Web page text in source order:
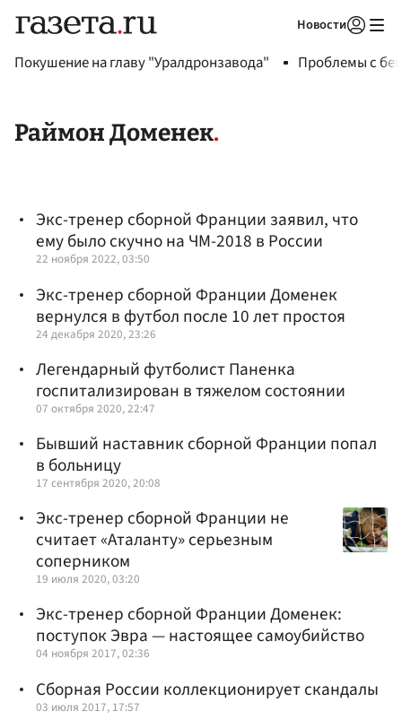
Новости
Покушение на главу "Уралдронзавода" Проблемы с
Раймон Доменек
Экс-тренер сборной Франции заявил, что
ему было скучно на ЧМ-2018 в России
22 ноября 2022, 03:50
Экс-тренер сборной Франции Доменек
вернулся в футбол после 10 лет простоя
24 декабря 2020, 23:26
Легендарный футболист Паненка
госпитализирован в тяжелом состоянии
07 октября 2020, 22:47
Бывший наставник сборной Франции попал
в больницу
17 сентября 2020, 20:08
Экс-тренер сборной Франции не
считает «Аталанту» серьезным
соперником
19 июля 2020, 03:20
Экс-тренер сборной Франции Доменек:
поступок Эвра — настоящее самоубийство
04 ноября 2017, 02:36
Сборная России коллекционирует скандалы
03 июля 2017, 17:57